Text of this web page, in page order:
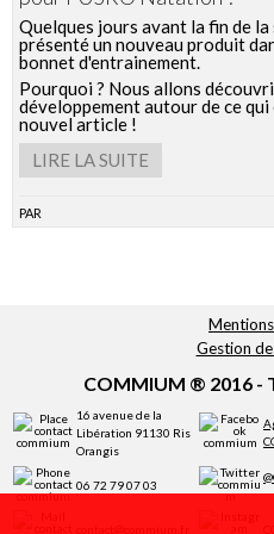
par
Quelques jours avant la fin de
présenté un nouveau produit
bonnet d'entrainement.
Pourquoi ? Nous allons
développement autour de ce
nouvel article !
LIRE LA SUITE
Gestion
COMMIUM ® 2016 -
16 avenue de la
Libération 91130 Ris
Orangis
06 72 79 07 03